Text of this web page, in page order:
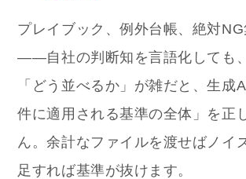
プレイブック、例外台帳、絶対
——自社の判断知を言語化しても
「どう並べるか」が雑だと、生成
件に適用される基準の全体」を正
ん。余計なファイルを渡せばノイ
足すれば基準が抜けます。